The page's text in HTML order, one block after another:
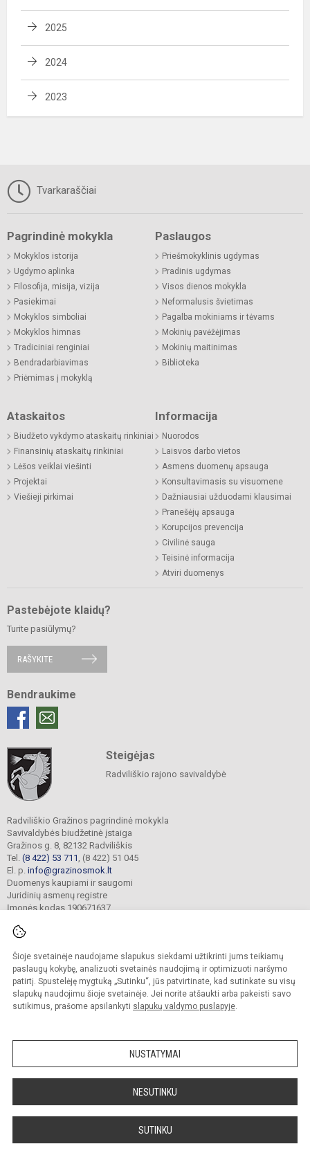
Šioje svetainėje naudojame slapukus siekdami užtikrinti jums teikiamų
paslaugų kokybę, analizuoti svetainės naudojimą ir optimizuoti naršymo
patirtį. Spustelėję mygtuką „Sutinku“, jūs patvirtinate, kad sutinkate su visų
slapukų naudojimu šioje svetainėje. Jei norite atšaukti arba pakeisti savo
sutikimus, prašome apsilankyti slapukų valdymo puslapyje.
NUSTATYMAI
NESUTINKU
SUTINKU
2025
2024
2023
Tvarkaraščiai
Pagrindinė mokykla
Mokyklos istorija
Ugdymo aplinka
Filosofija, misija, vizija
Pasiekimai
Mokyklos simboliai
Mokyklos himnas
Tradiciniai renginiai
Bendradarbiavimas
Priėmimas į mokyklą
Paslaugos
Priešmokyklinis ugdymas
Pradinis ugdymas
Visos dienos mokykla
Neformalusis švietimas
Pagalba mokiniams ir tėvams
Mokinių pavėžėjimas
Mokinių maitinimas
Biblioteka
Ataskaitos
Biudžeto vykdymo ataskaitų rinkiniai
Finansinių ataskaitų rinkiniai
Lėšos veiklai viešinti
Projektai
Viešieji pirkimai
Informacija
Nuorodos
Laisvos darbo vietos
Asmens duomenų apsauga
Konsultavimasis su visuomene
Dažniausiai užduodami klausimai
Pranešėjų apsauga
Korupcijos prevencija
Civilinė sauga
Teisinė informacija
Atviri duomenys
Pastebėjote klaidų?
Turite pasiūlymų?
RAŠYKITE
Bendraukime
Steigėjas
Radviliškio rajono savivaldybė
Radviliškio Gražinos pagrindinė mokykla
Savivaldybės biudžetinė įstaiga
Gražinos g. 8, 82132 Radviliškis
Tel. (8 422) 53 711 , (8 422) 51 045
El. p. info@grazinosmok.lt
Duomenys kaupiami ir saugomi
Juridinių asmenų registre
Įmonės kodas 190671637
© 2022. Radviliškio Gražinos pagrindinė mokykla. Visos teisės saugomos.
Kopijuoti turinį be raštiško įstaigos administracijos sutikimo griežtai draudžiama.
Prieinamumo paraiška Slapukų valdymas
Sumanus būdas atnaujinti